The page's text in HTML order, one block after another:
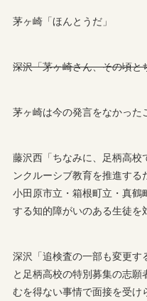
茅ヶ崎「ほんとうだ」
深沢「茅ヶ崎さん、その頃
茅ヶ崎は今の発言をなかった
藤沢西「ちなみに、足柄高校
ンクルーシブ教育を推進する
小田原市立・箱根町立・真
する知的障がいのある生徒を
深沢「追検査の一部も変更
と足柄高校の特別募集の志
むを得ない事情で面接を受